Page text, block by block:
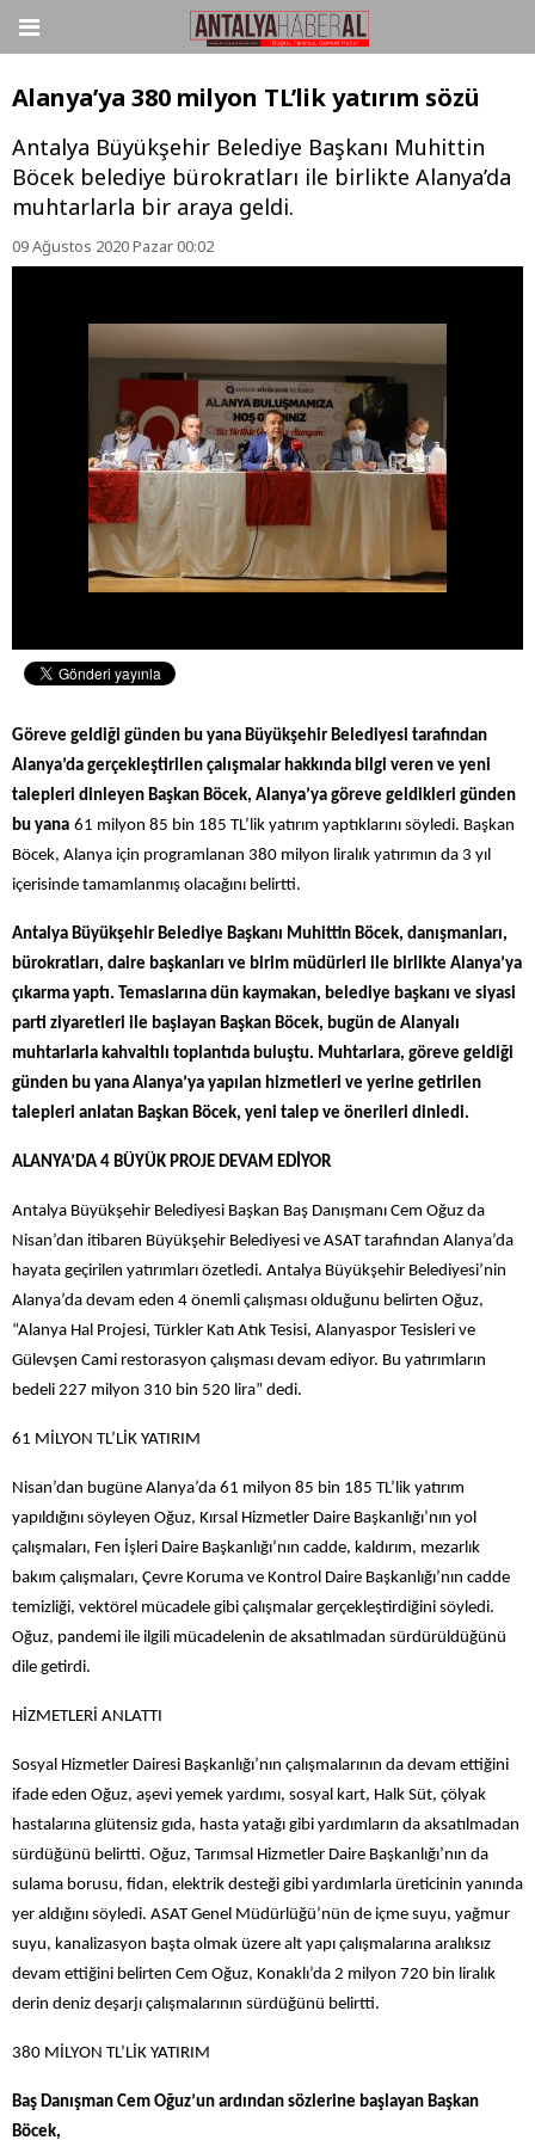
Alanya’ya 380 milyon TL’lik yatırım sözü
Antalya Büyükşehir Belediye Başkanı Muhittin
Böcek belediye bürokratları ile birlikte Alanya’da
muhtarlarla bir araya geldi.
09 Ağustos 2020 Pazar 00:02
Göreve geldiği günden bu yana Büyükşehir Belediyesi tarafından
Alanya’da gerçekleştirilen çalışmalar hakkında bilgi veren ve yeni
talepleri dinleyen Başkan Böcek, Alanya’ya göreve geldikleri günden
bu yana 61 milyon 85 bin 185 TL’lik yatırım yaptıklarını söyledi. Başkan
Böcek, Alanya için programlanan 380 milyon liralık yatırımın da 3 yıl
içerisinde tamamlanmış olacağını belirtti.
Antalya Büyükşehir Belediye Başkanı Muhittin Böcek, danışmanları,
bürokratları, daire başkanları ve birim müdürleri ile birlikte Alanya’ya
çıkarma yaptı. Temaslarına dün kaymakan, belediye başkanı ve siyasi
parti ziyaretleri ile başlayan Başkan Böcek, bugün de Alanyalı
muhtarlarla kahvaltılı toplantıda buluştu. Muhtarlara, göreve geldiği
günden bu yana Alanya’ya yapılan hizmetleri ve yerine getirilen
talepleri anlatan Başkan Böcek, yeni talep ve önerileri dinledi.
ALANYA’DA 4 BÜYÜK PROJE DEVAM EDİYOR
Antalya Büyükşehir Belediyesi Başkan Baş Danışmanı Cem Oğuz da
Nisan’dan itibaren Büyükşehir Belediyesi ve ASAT tarafından Alanya’da
hayata geçirilen yatırımları özetledi. Antalya Büyükşehir Belediyesi’nin
Alanya’da devam eden 4 önemli çalışması olduğunu belirten Oğuz,
“Alanya Hal Projesi, Türkler Katı Atık Tesisi, Alanyaspor Tesisleri ve
Gülevşen Cami restorasyon çalışması devam ediyor. Bu yatırımların
bedeli 227 milyon 310 bin 520 lira” dedi.
61 MİLYON TL’LİK YATIRIM
Nisan’dan bugüne Alanya’da 61 milyon 85 bin 185 TL’lik yatırım
yapıldığını söyleyen Oğuz, Kırsal Hizmetler Daire Başkanlığı’nın yol
çalışmaları, Fen İşleri Daire Başkanlığı’nın cadde, kaldırım, mezarlık
bakım çalışmaları, Çevre Koruma ve Kontrol Daire Başkanlığı’nın cadde
temizliği, vektörel mücadele gibi çalışmalar gerçekleştirdiğini söyledi.
Oğuz, pandemi ile ilgili mücadelenin de aksatılmadan sürdürüldüğünü
dile getirdi.
HİZMETLERİ ANLATTI
Sosyal Hizmetler Dairesi Başkanlığı’nın çalışmalarının da devam ettiğini
ifade eden Oğuz, aşevi yemek yardımı, sosyal kart, Halk Süt, çölyak
hastalarına glütensiz gıda, hasta yatağı gibi yardımların da aksatılmadan
sürdüğünü belirtti. Oğuz, Tarımsal Hizmetler Daire Başkanlığı’nın da
sulama borusu, fidan, elektrik desteği gibi yardımlarla üreticinin yanında
yer aldığını söyledi. ASAT Genel Müdürlüğü’nün de içme suyu, yağmur
suyu, kanalizasyon başta olmak üzere alt yapı çalışmalarına aralıksız
devam ettiğini belirten Cem Oğuz, Konaklı’da 2 milyon 720 bin liralık
derin deniz deşarjı çalışmalarının sürdüğünü belirtti.
380 MİLYON TL’LİK YATIRIM
Baş Danışman Cem Oğuz’un ardından sözlerine başlayan Başkan
Böcek,